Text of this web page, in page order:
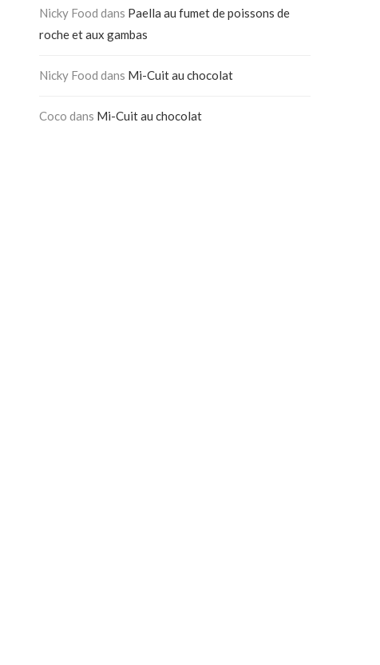
Nicky Food dans Paella au fumet de poissons de
roche et aux gambas
Nicky Food dans Mi-Cuit au chocolat
Coco dans Mi-Cuit au chocolat